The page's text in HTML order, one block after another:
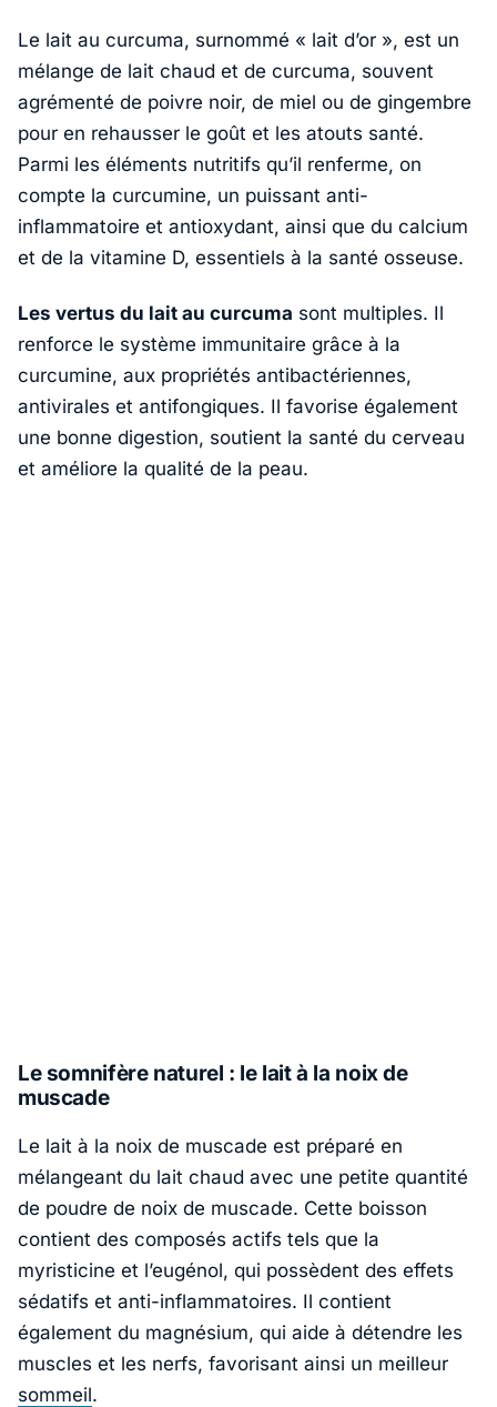
Le lait au curcuma, surnommé « lait d’or », est un
mélange de lait chaud et de curcuma, souvent
agrémenté de poivre noir, de miel ou de gingembre
pour en rehausser le goût et les atouts santé.
Parmi les éléments nutritifs qu’il renferme, on
compte la curcumine, un puissant anti-
inflammatoire et antioxydant, ainsi que du calcium
et de la vitamine D, essentiels à la santé osseuse.
Les vertus du lait au curcuma sont multiples. Il
renforce le système immunitaire grâce à la
curcumine, aux propriétés antibactériennes,
antivirales et antifongiques. Il favorise également
une bonne digestion, soutient la santé du cerveau
et améliore la qualité de la peau.
Le somnifère naturel : le lait à la noix de
muscade
Le lait à la noix de muscade est préparé en
mélangeant du lait chaud avec une petite quantité
de poudre de noix de muscade. Cette boisson
contient des composés actifs tels que la
myristicine et l’eugénol, qui possèdent des effets
sédatifs et anti-inflammatoires. Il contient
également du magnésium, qui aide à détendre les
muscles et les nerfs, favorisant ainsi un meilleur
sommeil.